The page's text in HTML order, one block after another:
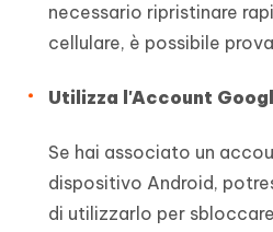
necessario ripristinare
cellulare, è possibile
Utilizza l'Account
Se hai associato un
dispositivo Android,
di utilizzarlo per